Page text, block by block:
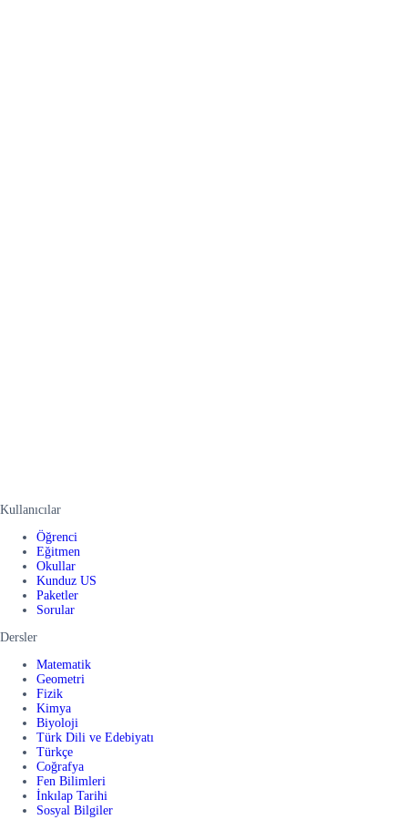
Kullanıcılar
Öğrenci
Eğitmen
Okullar
Kunduz US
Paketler
Sorular
Dersler
Matematik
Geometri
Fizik
Kimya
Biyoloji
Türk Dili ve Edebiyatı
Türkçe
Coğrafya
Fen Bilimleri
İnkılap Tarihi
Sosyal Bilgiler